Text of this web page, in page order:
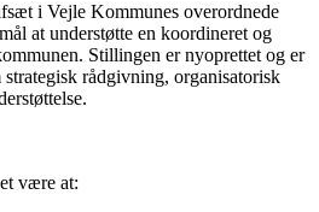
i Vejle Kommunes overordnede
at understøtte en koordineret og
Stillingen er nyoprettet og er
rådgivning, organisatorisk
være at: